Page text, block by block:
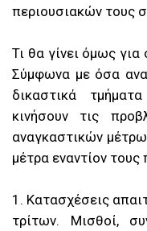
περιουσιακών τους
Τι θα γίνει όμως
Σύμφωνα με όσα
δικαστικά
κινήσουν τις
αναγκαστικών
μέτρα εναντίον
1. Κατασχέσεις
τρίτων. Μισθοί,